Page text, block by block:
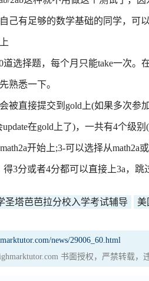
己有足够的数学基础的同学，可
选择题，每个月只能take一次。
熟悉一下。
直接提交到gold上(如果多次参
update在gold上了)，一共有4个级
开始上;3-可以选择从math2a
3分或者4分都可以直接上3a，跳
圣塔芭芭拉分校入学考试辅导 美
news/29006_60.html
书面授权，严禁转载，